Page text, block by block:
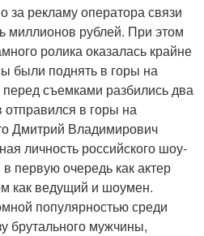
за рекламу оператора связи
миллионов рублей. При этом
ролика оказалась крайне
были поднять в горы на
съемками разбились два
отправился в горы на
Дмитрий Владимирович
личность российского шоу-
первую очередь как актер
как ведущий и шоумен.
популярностью среди
брутального мужчины,